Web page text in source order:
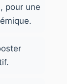
pour une